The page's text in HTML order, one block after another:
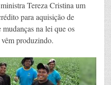
Tereza Cristina um
para aquisição de
na lei que os
produzindo.